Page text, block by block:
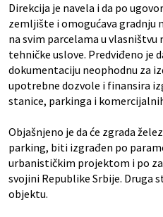
Direkcija je navela i da po
zemljište i omogućava gradnju
na svim parcelama u vlasništvu
tehničke uslove. Predviđeno je
dokumentaciju neophodnu za
upotrebne dozvole i finansira
stanice, parkinga i
Objašnjeno je da će zgrada
parking, biti izgrađen po
urbanističkim projektom i po
svojini Republike Srbije. Druga
objektu.